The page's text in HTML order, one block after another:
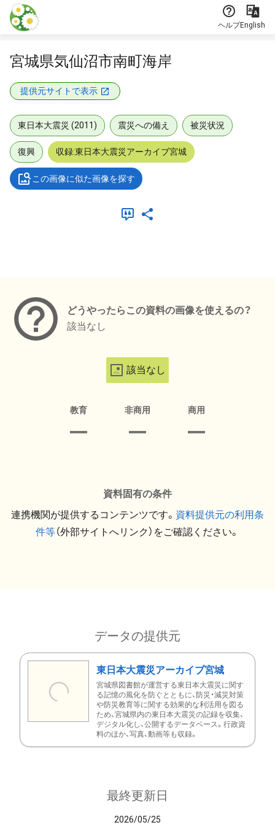
本文に飛ぶ
ヘルプEnglish
宮城県気仙沼市南町海岸
提供元サイトで表示
東日本大震災 (2011) 震災への備え 被災状況
復興 収録:東日本大震災アーカイブ宮城
この画像に似た画像を探す
どうやったらこの資料の画像を使えるの？
該当なし
該当なし
教育 非商用 商用
資料固有の条件
連携機関が提供するコンテンツです。 資料提供元の利用条
件等（外部サイトへリンク）をご確認ください。
データの提供元
東日本大震災アーカイブ宮城
宮城県図書館が運営する東日本大震災に関す
る記憶の風化を防ぐとともに、防災・減災対策
や防災教育等に関する効果的な利活用を図る
ため、宮城県内の東日本大震災の記録を収集、
デジタル化し、公開するデータベース。行政資
料のほか、写真、動画等も収録。
最終更新日
2026/05/25